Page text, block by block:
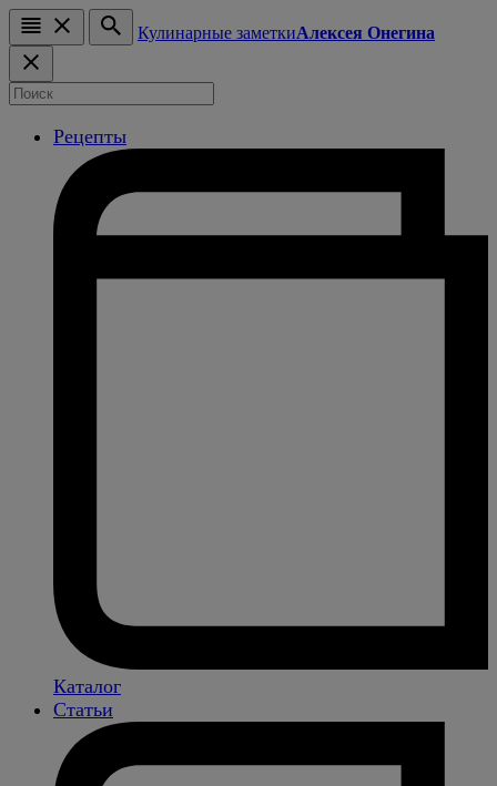
Кулинарные заметкиАлексея Онегина
Рецепты
Каталог
Статьи